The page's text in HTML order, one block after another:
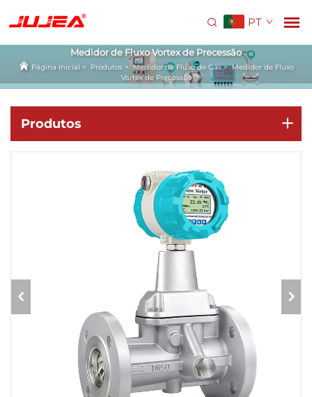
PT
Medidor de Fluxo Vortex de Precessão
Página Inicial > Produtos> Medidor de Fluxo de Gás>Medidor de Fluxo
Vortex de Precessão
Produtos